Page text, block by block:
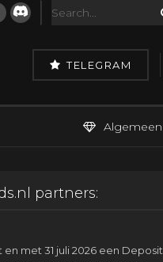
TELEGRAM
Algemeen
partners:
en met 31 juli 2026 een Deposit